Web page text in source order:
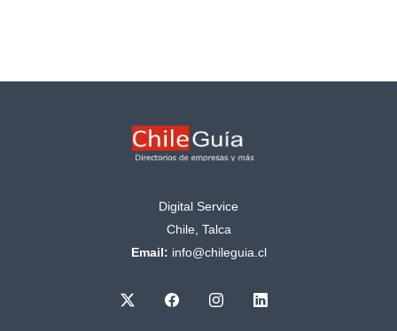
Digital Service
Chile, Talca
Email: info@chileguia.cl